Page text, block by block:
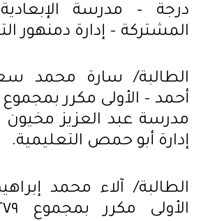
درجة – مدرسة الإبعادية
المشتركة – إدارة دمنهور
الطالبة/ سارة محمد
مدرسة عبد العزيز مخيون
إدارة أبو حمص التعليمية.
الطالبة/ آلاء محمد